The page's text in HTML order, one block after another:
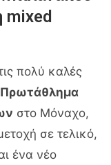
mixed
πολύ καλές
Πρωτάθλημα
στο Μόναχο,
σε τελικό,
ένα νέο